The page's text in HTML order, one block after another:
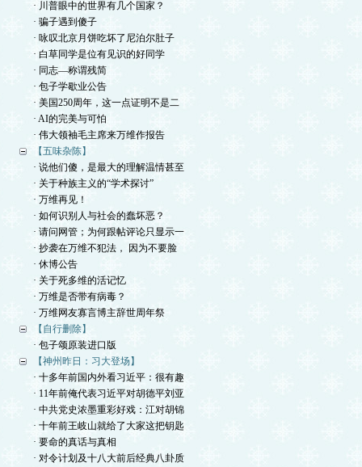
· 川普眼中的世界有几个国家？
· 骗子遇到傻子
· 咏叹北京月饼吃坏了尼泊尔肚子
· 白草同学是位有见识的好同学
· 同志—称谓残简
· 包子学歇业公告
· 美国250周年，这一点证明不是二
· AI的完美与可怕
· 伟大领袖毛主席来万维作报告
【五味杂陈】
· 说他们傻，是最大的理解温情甚至
· 关于种族主义的“学术探讨”
· 万维再见！
· 如何识别人与社会的蠢坏恶？
· 请问网管；为何跟帖评论只显示一
· 抄袭在万维不犯法， 因为不要脸
· 休博公告
· 关于死多维的活记忆
· 万维是否带有病毒？
· 万维网友寡言博主辞世周年祭
【自行删除】
· 包子颂原装进口版
【神州昨日：习大登场】
· 十多年前国内外看习近平：很有趣
· 11年前俺代表习近平对胡德平刘亚
· 中共党史浓墨重彩好戏：江对胡锦
· 十年前王岐山就给了大家这把钥匙
· 要命的真话与真相
· 对令计划及十八大前后经典八卦质